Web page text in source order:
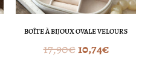
BOÎTE À BIJOUX OVALE VELOURS
17,90€10,74€